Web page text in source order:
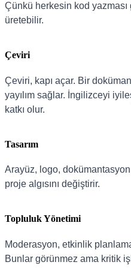
Çünkü herkesin kod
üretebilir.
Çeviri
Çeviri, kapı açar. Bir
yayılım sağlar. İngilizceyi
katkı olur.
Tasarım
Arayüz, logo,
proje algısını değiştirir.
Topluluk Yönetimi
Moderasyon, etkinlik
Bunlar görünmez ama kritik